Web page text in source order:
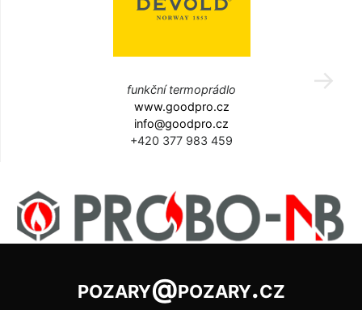
funkční termoprádlo
www.goodpro.cz
info@goodpro.cz
+420 377 983 459
pozary@pozary.cz